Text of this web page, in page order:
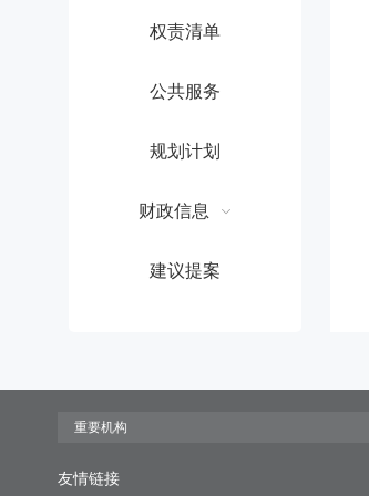
权责清单
公共服务
规划计划
财政信息
建议提案
友情链接